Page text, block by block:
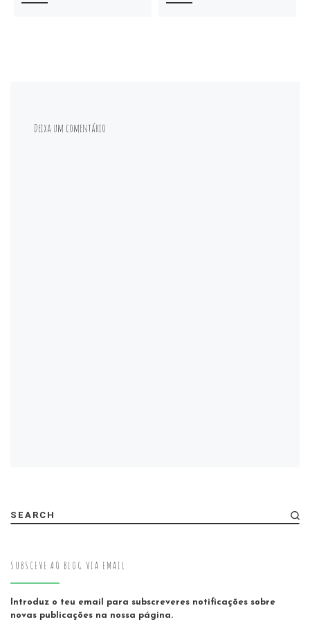
Deixa um comentário
SEARCH
SUBSCEVE AO BLOG VIA EMAIL
Introduz o teu email para subscreveres notificações sobre
novas publicações na nossa página.